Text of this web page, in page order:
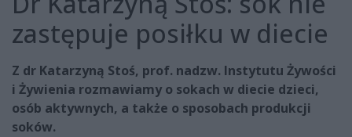
zastępuje posiłku w diecie
Z dr Katarzyną Stoś, prof. nadzw. Instytutu Żywości
i Żywienia rozmawiamy o sokach w diecie dzieci,
osób aktywnych, a także o sposobach produkcji
soków.